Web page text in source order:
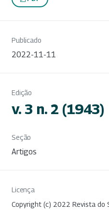
Publicado
2022-11-11
Edição
v. 3 n. 2 (1943)
Seção
Artigos
Licença
Copyright (c) 2022 Revista do